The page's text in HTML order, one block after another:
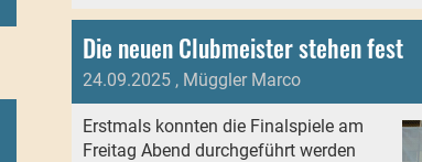
Die neuen Clubmeister stehen fest
24.09.2025, Müggler Marco
Erstmals konnten die Finalspiele am
Freitag Abend durchgeführt werden